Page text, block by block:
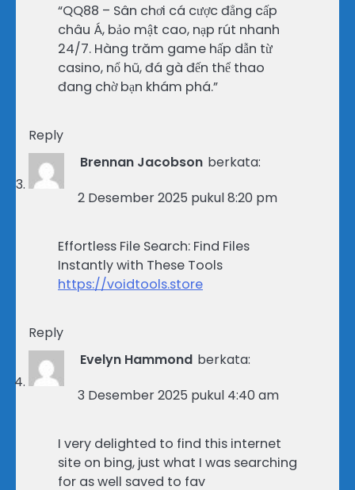
“QQ88 – Sân chơi cá cược đẳng cấp
châu Á, bảo mật cao, nạp rút nhanh
24/7. Hàng trăm game hấp dẫn từ
casino, nổ hũ, đá gà đến thể thao
đang chờ bạn khám phá.”
Reply
Brennan Jacobson berkata:
2 Desember 2025 pukul 8:20 pm
Effortless File Search: Find Files
Instantly with These Tools
https://voidtools.store
Reply
Evelyn Hammond berkata:
3 Desember 2025 pukul 4:40 am
I very delighted to find this internet
site on bing, just what I was searching
for as well saved to fav